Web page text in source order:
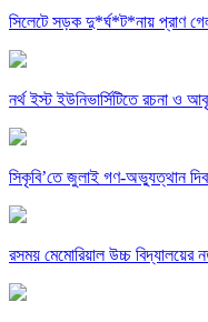
সিলেটে সড়ক দু*র্ঘ*ট*নায় প্রাণ
নর্থ ইস্ট ইউনিভার্সিটিতে রচনা ও
সিকৃবি’তে জুলাই গণ-অভ্যুত্থান
রসময় মেমোরিয়াল উচ্চ বিদ্যালয়ের